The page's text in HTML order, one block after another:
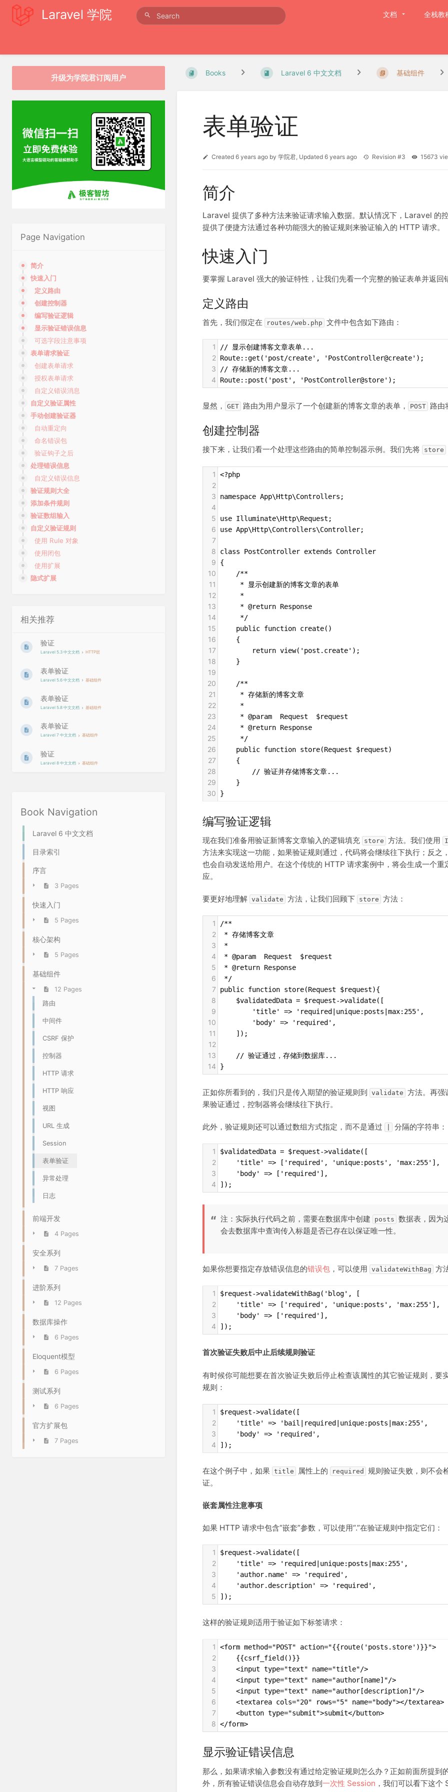
Laravel 学院 文档 全栈教
Book Navigation
Laravel 6 中文文档
目录索引
序言
3 Pages
快速入门
5 Pages
核心架构
5 Pages
基础组件
12 Pages
路由
中间件
CSRF 保护
控制器
HTTP 请求
HTTP 响应
视图
URL 生成
Session
表单验证
异常处理
日志
前端开发
4 Pages
安全系列
7 Pages
进阶系列
12 Pages
数据库操作
6 Pages
Eloquent模型
6 Pages
测试系列
6 Pages
官方扩展包
7 Pages
Books Laravel 6 中文文档 基础组件
表单验证
Created 6 years ago by 学院君, Updated 6 years ago Revision #3 15673
简介
Laravel 提供了多种方法来验证请求输入数据。默认情况下，Laravel 的
提供了便捷方法通过各种功能强大的验证规则来验证输入的 HTTP 请求。
快速入门
要掌握 Laravel 强大的验证特性，让我们先看一个完整的验证表单并返回
定义路由
首先，我们假定在 routes/web.php 文件中包含如下路由：
1 // 显示创建博客文章表单...
2 Route::get('post/create', 'PostController@create');
3 // 存储新的博客文章...
4 Route::post('post', 'PostController@store');
显然， GET 路由为用户显示了一个创建新的博客文章的表单， POST 路由
创建控制器
接下来，让我们看一个处理这些路由的简单控制器示例。我们先将 store
1 <?php
2
3
namespace App\Http\Controllers;
4
5
use Illuminate\Http\Request;
6 use App\Http\Controllers\Controller;
7
8
class PostController extends Controller
9 {
10
    /**
11
     * 显示创建新的博客文章的表单
12
     *
13
     * @return Response
14
     */
15
    public function create()
16
    {
17
        return view('post.create');
18
    }
19
20
    /**
21
     * 存储新的博客文章
22
     *
23
     * @param  Request  $request
24
     * @return Response
25
     */
26
    public function store(Request $request)
27
    {
28
        // 验证并存储博客文章...
29
    }
30 }
编写验证逻辑
现在我们准备用验证新博客文章输入的逻辑填充 store 方法。我们使用
方法来实现这一功能，如果验证规则通过，代码将会继续往下执行；反
也会自动发送给用户。在这个传统的 HTTP 请求案例中，将会生成一个
应。
要更好地理解 validate 方法，让我们回顾下 store 方法：
1 /**
2 * 存储博客文章
3 *
4 * @param  Request  $request
5 * @return Response
6 */
7 public function store(Request $request){
8
    $validatedData = $request->validate([
9
        'title' => 'required|unique:posts|max:255',
10
        'body' => 'required',
11
    ]);
12
13
    // 验证通过，存储到数据库...
14 }
正如你所看到的，我们只是传入期望的验证规则到 validate 方法。再强
果验证通过，控制器将会继续往下执行。
此外，验证规则还可以通过数组方式指定，而不是通过 分隔的字符串：
1 $validatedData = $request->validate([
2
    'title' => ['required', 'unique:posts', 'max:255'],
3
    'body' => ['required'],
4 ]);
注：实际执行代码之前，需要在数据库中创建 posts 数据表，因为
会去数据库中查询传入标题是否已存在以保证唯一性。
如果你想要指定存放错误信息的错误包 ，可以使用 validateWithBag 方
1 $request->validateWithBag('blog', [
2
    'title' => ['required', 'unique:posts', 'max:255'],
3
    'body' => ['required'],
4 ]);
首次验证失败后中止后续规则验证
有时候你可能想要在首次验证失败后停止检查该属性的其它验证规则，要
规则：
1 $request->validate([
2
    'title' => 'bail|required|unique:posts|max:255',
3
    'body' => 'required',
4 ]);
在这个例子中，如果 title 属性上的 required 规则验证失败，则不会
证。
嵌套属性注意事项
如果 HTTP 请求中包含“嵌套”参数，可以使用“.”在验证规则中指定它们：
1 $request->validate([
2
    'title' => 'required|unique:posts|max:255',
3
    'author.name' => 'required',
4
    'author.description' => 'required',
5 ]);
这样的验证规则适用于验证如下标签请求：
1 <form method="POST" action="{{route('posts.store')}}">
2
    {{csrf_field()}}
3
    <input type="text" name="title"/>
4
    <input type="text" name="author[name]"/>
5
    <input type="text" name="author[description]"/>
6
    <textarea cols="20" rows="5" name="body"></textarea>
7
    <button type="submit">submit</button>
8 </form>
显示验证错误信息
那么，如果请求输入参数没有通过给定验证规则怎么办？正如前面所提
外，所有验证错误信息会自动存放到一次性 Session ，我们可以看下这个
升级为学院君订阅用户
Page Navigation
简介
快速入门
定义路由
创建控制器
编写验证逻辑
显示验证错误信息
可选字段注意事项
表单请求验证
创建表单请求
授权表单请求
自定义错误消息
自定义验证属性
手动创建验证器
自动重定向
命名错误包
验证钩子之后
处理错误信息
自定义错误信息
验证规则大全
添加条件规则
验证数组输入
自定义验证规则
使用 Rule 对象
使用闭包
使用扩展
隐式扩展
相关推荐
验证
Laravel 5.3 中文文档 HTTP层
表单验证
Laravel 5.6 中文文档 基础组件
表单验证
Laravel 5.8 中文文档 基础组件
表单验证
Laravel 7 中文文档 基础组件
验证
Laravel 8 中文文档 基础组件